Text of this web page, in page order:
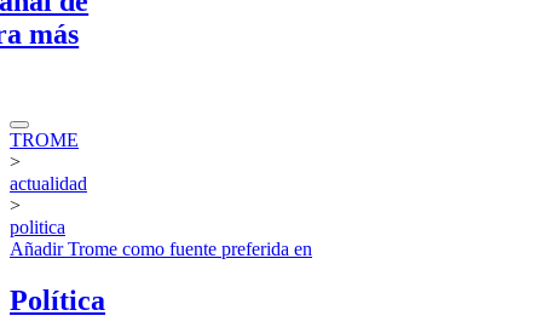
TROME
>
actualidad
>
politica
AñadirTrome como fuente preferida en
Política